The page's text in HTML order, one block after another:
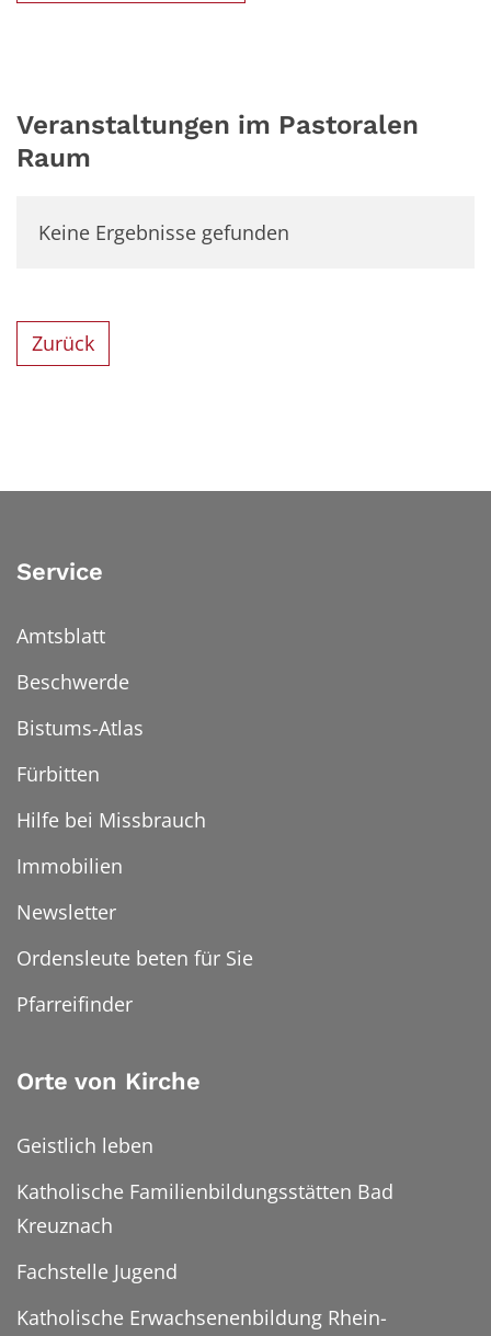
Veranstaltungen im Pastoralen
Raum
Keine Ergebnisse gefunden
Zurück
Service
Amtsblatt
Beschwerde
Bistums-Atlas
Fürbitten
Hilfe bei Missbrauch
Immobilien
Newsletter
Ordensleute beten für Sie
Pfarreifinder
Orte von Kirche
Geistlich leben
Katholische Familienbildungsstätten Bad
Kreuznach
Fachstelle Jugend
Katholische Erwachsenenbildung Rhein-